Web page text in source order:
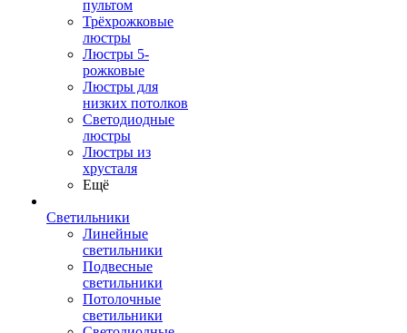
пультом
Трёхрожковые
люстры
Люстры 5-
рожковые
Люстры для
низких потолков
Cветодиодные
люстры
Люстры из
хрусталя
Ещё
Светильники
Линейные
светильники
Подвесные
светильники
Потолочные
светильники